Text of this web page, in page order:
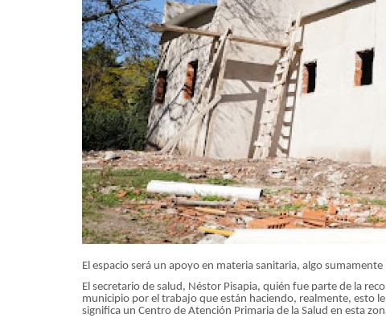
El espacio será un apoyo en materia sanitaria, algo
El secretario de salud, Néstor Pisapia, quién fue parte de la
municipio por el trabajo que están haciendo, realmente, esto
significa un Centro de Atención Primaria de la Salud en esta